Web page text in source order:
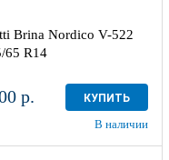
Brina Nordico V-522
65 R14
р. КУПИТЬ
В наличии